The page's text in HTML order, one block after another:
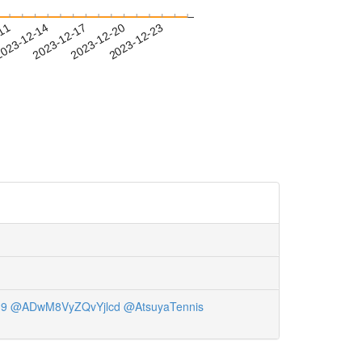
12-14
2023-12-172023-12-202023-12-23
@ADwM8VyZQvYjlcd @AtsuyaTennis